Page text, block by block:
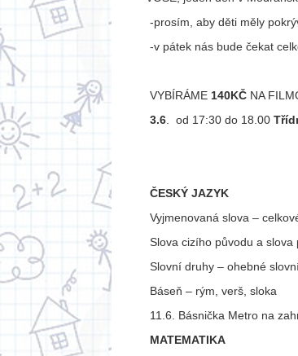
-prosím, aby děti měly
-v pátek nás bude čekat
VYBÍRÁME 140KČ NA
3.6 . od 17:30 do 18.00
ČESKÝ JAZYK
Vyjmenovaná slova –
Slova cizího původu a slova
Slovní druhy – ohebné
Báseň – rým, verš, sloka
11.6. Básnička Metro na
MATEMATIKA